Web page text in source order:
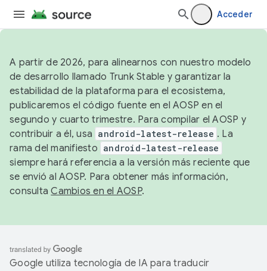
Acceder
A partir de 2026, para alinearnos con nuestro modelo
de desarrollo llamado Trunk Stable y garantizar la
estabilidad de la plataforma para el ecosistema,
publicaremos el código fuente en el AOSP en el
segundo y cuarto trimestre. Para compilar el AOSP y
contribuir a él, usa android-latest-release . La
rama del manifiesto android-latest-release
siempre hará referencia a la versión más reciente que
se envió al AOSP. Para obtener más información,
consultaCambios en el AOSP.
Google utiliza tecnología de IA para traducir